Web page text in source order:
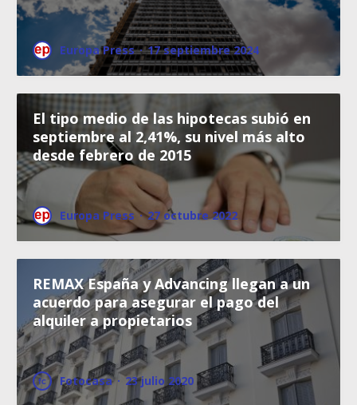
Europa Press · 17 septiembre 2024
El tipo medio de las hipotecas subió en
septiembre al 2,41%, su nivel más alto
desde febrero de 2015
Europa Press · 27 octubre 2022
REMAX España y Advancing llegan a un
acuerdo para asegurar el pago del
alquiler a propietarios
Fotocasa · 23 julio 2020